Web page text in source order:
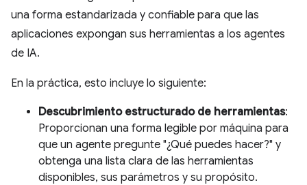
una forma estandarizada y confiable para que las
aplicaciones expongan sus herramientas a los agentes
de IA.
En la práctica, esto incluye lo siguiente:
Descubrimiento estructurado de herramientas:
Proporcionan una forma legible por máquina para
que un agente pregunte "¿Qué puedes hacer?" y
obtenga una lista clara de las herramientas
disponibles, sus parámetros y su propósito.